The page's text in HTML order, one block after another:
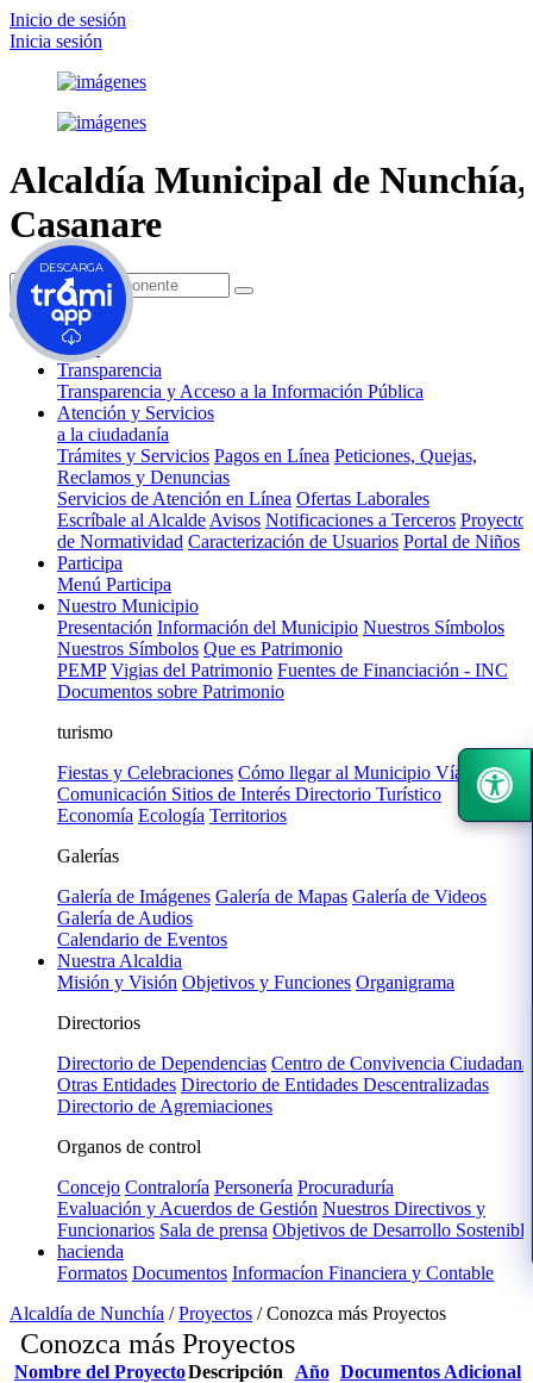
Inicio de sesión
Inicia sesión
Alcaldía Municipal de Nunchía,
Casanare
Inicio(current)
Transparencia
Transparencia y Acceso a la Información Pública
Atención y Servicios
a la ciudadanía
Trámites y Servicios Pagos en Línea Peticiones, Quejas,
Reclamos y Denuncias
Servicios de Atención en Línea Ofertas Laborales
Escríbale al Alcalde Avisos Notificaciones a Terceros Proyectos
de Normatividad Caracterización de Usuarios Portal de Niños
Participa
Menú Participa
Nuestro Municipio
Presentación Información del Municipio Nuestros Símbolos
Nuestros Símbolos Que es Patrimonio
PEMP Vigias del Patrimonio Fuentes de Financiación - INC
Documentos sobre Patrimonio
turismo
Fiestas y Celebraciones Cómo llegar al Municipio Vías de
Comunicación Sitios de Interés Directorio Turístico
Economía Ecología Territorios
Galerías
Galería de Imágenes Galería de Mapas Galería de Videos
Galería de Audios
Calendario de Eventos
Nuestra Alcaldia
Misión y Visión Objetivos y Funciones Organigrama
Directorios
Directorio de Dependencias Centro de Convivencia Ciudadana
Otras Entidades Directorio de Entidades Descentralizadas
Directorio de Agremiaciones
Organos de control
Concejo Contraloría Personería Procuraduría
Evaluación y Acuerdos de Gestión Nuestros Directivos y
Funcionarios Sala de prensa Objetivos de Desarrollo Sostenible
hacienda
Formatos Documentos Informacíon Financiera y Contable
Alcaldía de Nunchía /Proyectos /Conozca más Proyectos
Conozca más Proyectos
Nombre del ProyectoDescripción Año Documentos Adicional
DESCARGA